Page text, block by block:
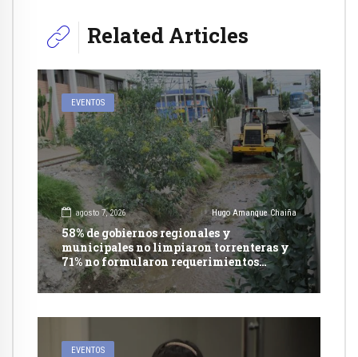
Related Articles
EVENTOS
agosto 7, 2026 Hugo Amanque Chaiña
58% de gobiernos regionales y
municipales no limpiaron torrenteras y
71% no formularon requerimientos
presupuestales afirma informe de
Contraloría
EVENTOS